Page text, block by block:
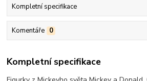
Kompletní specifikace
Komentáře 0
Kompletní specifikace